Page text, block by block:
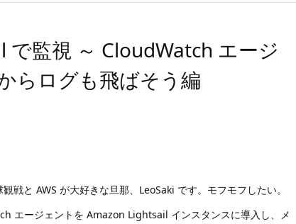
監視 ～ CloudWatch エージ
らログも飛ばそう編
戦と AWS が大好きな旦那、LeoSaki です。モフモフしたい。
エージェントを Amazon Lightsail インスタンスに導入し、メ